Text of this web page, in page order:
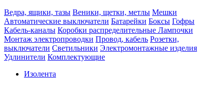
Ведра, ящики, тазы Веники, щетки, метлы Мешки
Автоматические выключатели Батарейки Боксы Гофры
Кабель-каналы Коробки распределительные Лампочки
Монтаж электропроводки Провод, кабель Розетки,
выключатели Светильники Электромонтажные изделия
Удлинители Комплектующие
Изолента